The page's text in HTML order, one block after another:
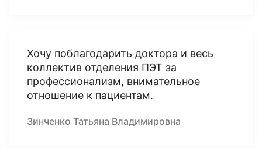
Хочу поблагодарить доктора и весь
коллектив отделения ПЭТ за
профессионализм, внимательное
отношение к пациентам.
Зинченко Татьяна Владимировна